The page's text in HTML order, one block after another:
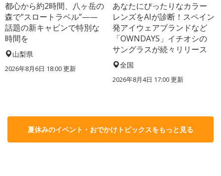
都心から約2時間、八ヶ岳の
森で“スロートラベル”——
話題の新キャビンで特別な
時間を
山梨県
2026年8月6日 18:00更新
あなたにぴったりなカラー
レンズをAIが診断！スペイン
発アイウェアブランドなど
「OWNDAYS」イチオシの
サングラスが続々リリース
全国
2026年8月4日 17:00更新
夏休みのイベント・おでかけトピックスをもっと見る